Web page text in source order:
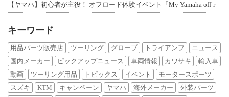
【ヤマハ】初心者が主役！ オフロード体験イベント「My Yamaha off-r
キーワード
用品パーツ販売店 ツーリング グローブ トライアンフ
ニュース
国内メーカー
ピックアップニュース 車両情報 カワサキ
輸入車
動画
ツーリング用品 トピックス イベント
モータースポーツ
スズキ
KTM キャンペーン ヤマハ 海外メーカー 外装パーツ